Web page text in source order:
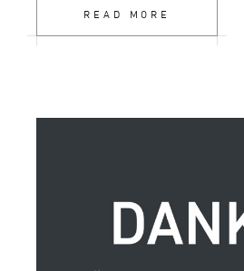
READ MORE